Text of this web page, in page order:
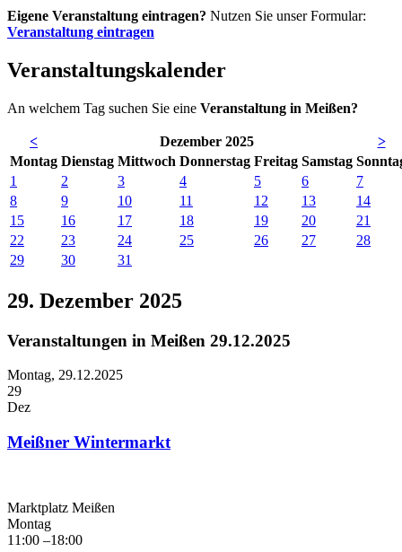
Eigene Veranstaltung eintragen? Nutzen Sie unser Formular:
Veranstaltung eintragen
Veranstaltungskalender
An welchem Tag suchen Sie eine Veranstaltung in Meißen?
< Dezember 2025
>
Montag Dienstag Mittwoch Donnerstag Freitag Samstag So
1
2 3 4 5 6
7
8
9 10 11 12 13
14
15
16 17 18 19 20
21
22
23 24 25 26 27
28
29
30 31
29. Dezember 2025
Veranstaltungen in Meißen 29.12.2025
Montag, 29.12.2025
29
Dez
Meißner Wintermarkt
Marktplatz Meißen
Montag
11:00 –18:00